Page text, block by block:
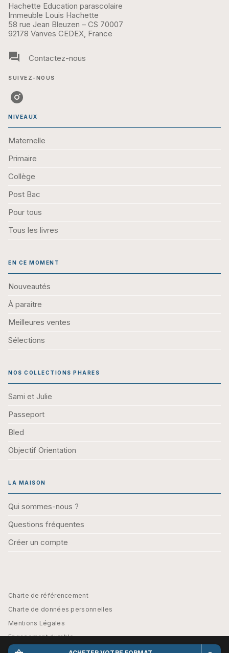
Hachette Education parascolaire
Immeuble Louis Hachette
58 rue Jean Bleuzen – CS 70007
92178 Vanves CEDEX, France
question_answer Contactez-nous
SUIVEZ-NOUS
NIVEAUX
Maternelle
Primaire
Collège
Post Bac
Pour tous
Tous les livres
EN CE MOMENT
Nouveautés
À paraitre
Meilleures ventes
Sélections
NOS COLLECTIONS PHARES
Sami et Julie
Passeport
Bled
Objectif Orientation
LA MAISON
Qui sommes-nous ?
Questions fréquentes
Créer un compte
Charte de référencement
Charte de données personnelles
Mentions Légales
Engagement durable
CGU